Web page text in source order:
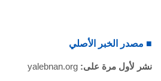
■ مصدر الخبر الأصلي
نشر لأول مرة على: yalebnan.org